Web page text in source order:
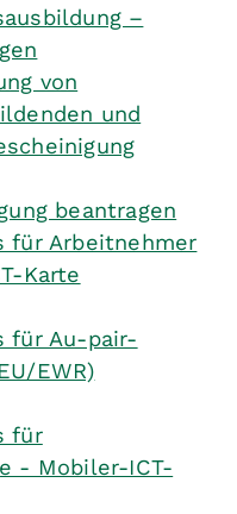
–
von
und
beantragen
für Arbeitnehmer
Karte
für Au-pair-
EWR)
für
- Mobiler-ICT-